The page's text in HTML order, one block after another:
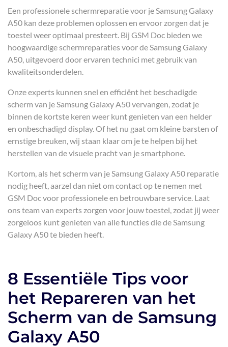
Een professionele schermreparatie voor je Samsung Galaxy
A50 kan deze problemen oplossen en ervoor zorgen dat je
toestel weer optimaal presteert. Bij GSM Doc bieden we
hoogwaardige schermreparaties voor de Samsung Galaxy
A50, uitgevoerd door ervaren technici met gebruik van
kwaliteitsonderdelen.
Onze experts kunnen snel en efficiënt het beschadigde
scherm van je Samsung Galaxy A50 vervangen, zodat je
binnen de kortste keren weer kunt genieten van een helder
en onbeschadigd display. Of het nu gaat om kleine barsten of
ernstige breuken, wij staan klaar om je te helpen bij het
herstellen van de visuele pracht van je smartphone.
Kortom, als het scherm van je Samsung Galaxy A50 reparatie
nodig heeft, aarzel dan niet om contact op te nemen met
GSM Doc voor professionele en betrouwbare service. Laat
ons team van experts zorgen voor jouw toestel, zodat jij weer
zorgeloos kunt genieten van alle functies die de Samsung
Galaxy A50 te bieden heeft.
8 Essentiële Tips voor
het Repareren van het
Scherm van de Samsung
Galaxy A50